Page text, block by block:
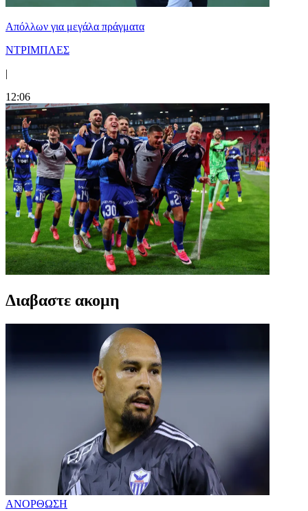
Απόλλων για μεγάλα πράγματα
ΝΤΡΙΜΠΛΕΣ
|
12:06
Διαβαστε ακομη
ΑΝΟΡΘΩΣΗ